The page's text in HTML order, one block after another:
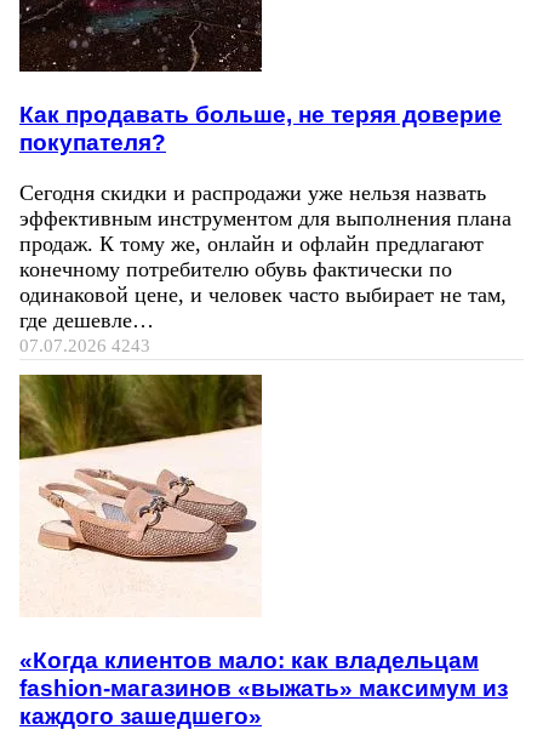
Как продавать больше, не теряя доверие
покупателя?
Сегодня скидки и распродажи уже нельзя назвать
эффективным инструментом для выполнения плана
продаж. К тому же, онлайн и офлайн предлагают
конечному потребителю обувь фактически по
одинаковой цене, и человек часто выбирает не там,
где дешевле…
07.07.2026 4243
«Когда клиентов мало: как владельцам
fashion-магазинов «выжать» максимум из
каждого зашедшего»